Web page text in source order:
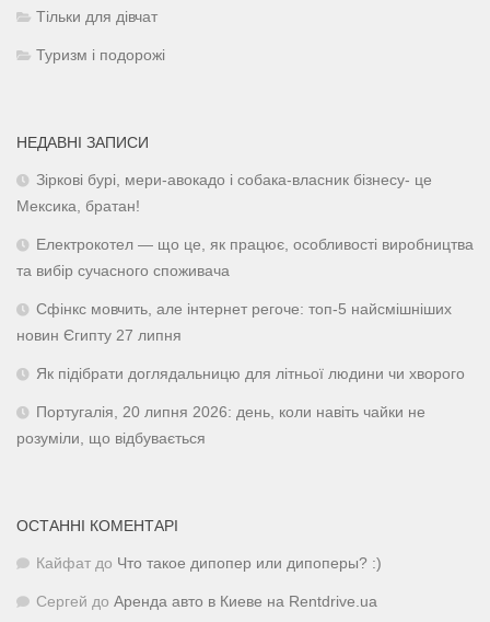
Тільки для дівчат
Туризм і подорожі
НЕДАВНІ ЗАПИСИ
Зіркові бурі, мери-авокадо і собака-власник бізнесу- це
Мексика, братан!
Електрокотел — що це, як працює, особливості виробництва
та вибір сучасного споживача
Сфінкс мовчить, але інтернет регоче: топ-5 найсмішніших
новин Єгипту 27 липня
Як підібрати доглядальницю для літньої людини чи хворого
Португалія, 20 липня 2026: день, коли навіть чайки не
розуміли, що відбувається
ОСТАННІ КОМЕНТАРІ
Кайфат до Что такое дипопер или дипоперы? :)
Сергей до Аренда авто в Киеве на Rentdrive.ua